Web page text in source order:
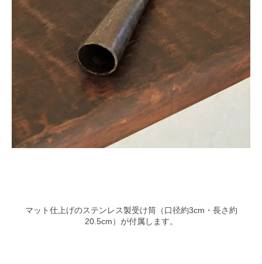
マット仕上げのステンレス製受け筒（口径約3cm・長さ約
20.5cm）が付属します。